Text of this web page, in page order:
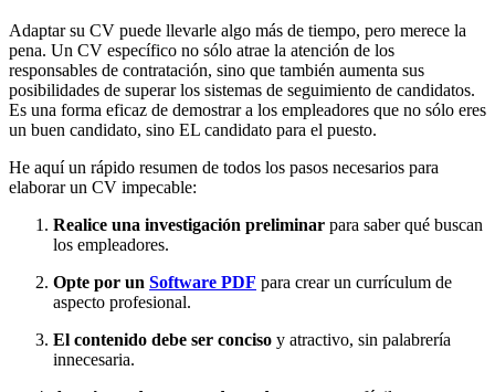
Adaptar su CV puede llevarle algo más de tiempo, pero merece la
pena. Un CV específico no sólo atrae la atención de los
responsables de contratación, sino que también aumenta sus
posibilidades de superar los sistemas de seguimiento de candidatos.
Es una forma eficaz de demostrar a los empleadores que no sólo eres
un buen candidato, sino EL candidato para el puesto.
He aquí un rápido resumen de todos los pasos necesarios para
elaborar un CV impecable:
Realice una investigación preliminar para saber qué buscan
los empleadores.
Opte por un Software PDF para crear un currículum de
aspecto profesional.
El contenido debe ser conciso y atractivo, sin palabrería
innecesaria.